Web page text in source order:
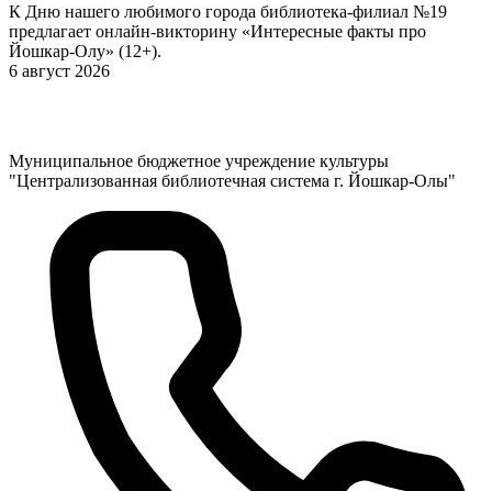
К Дню нашего любимого города библиотека-филиал №19
предлагает онлайн-викторину «Интересные факты про
Йошкар-Олу» (12+).
6 август 2026
Муниципальное бюджетное учреждение культуры
"Централизованная библиотечная система г. Йошкар-Олы"